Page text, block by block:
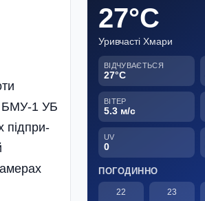
БМУ-1 УБ
підпри­
27°C
Уривчасті Хмари
ВІДЧУВАЄТЬСЯ
27°C
ВІТЕР
5.3 м/с
UV
0
ПОГОДИННО
22 23